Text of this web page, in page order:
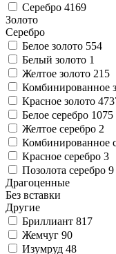
Серебро 4169
Золото
Серебро
Белое золото 554
Белый золото 1
Желтое золото 215
Комбинированное
Красное золото
Белое серебро 1075
Желтое серебро 2
Комбинированное
Красное серебро 3
Позолота серебро 9
Драгоценные
Без вставки
Другие
Бриллиант 817
Жемчуг 90
Изумруд 48